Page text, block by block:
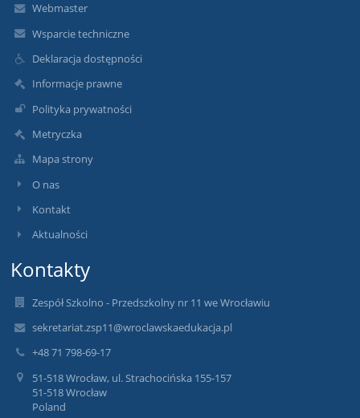
Webmaster
Wsparcie techniczne
Deklaracja dostępności
Informacje prawne
Polityka prywatności
Metryczka
Mapa strony
O nas
Kontakt
Aktualności
Kontakty
Zespół Szkolno - Przedszkolny nr 11 we Wrocławiu
sekretariat.zsp11@wroclawskaedukacja.pl
+48 71 798-69-17
51-518 Wrocław, ul. Strachocińska 155-157
51-518 Wrocław
Poland